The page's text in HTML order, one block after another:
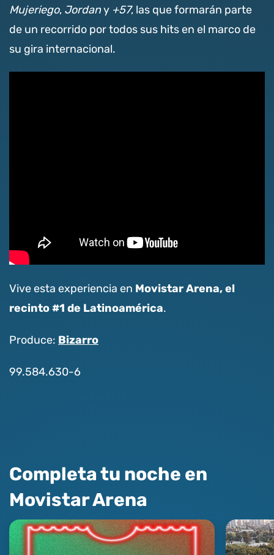
Mujeriego,Jordany +57, las que formarán parte
de un recorrido por todos sus hits en el marco de
su gira internacional.
Vive esta experiencia en Movistar Arena, el
recinto #1 de Latinoamérica.
Produce:Bizarro
99.584.630-6
Completa tu noche en
Movistar Arena